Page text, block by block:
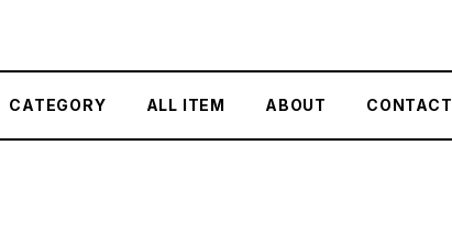
CATEGORY ALL ITEM ABOUT CONTACT